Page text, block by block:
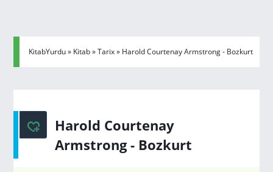
KitabYurdu» Kitab»Tarix» Harold Courtenay Armstrong - Bozkurt
Harold Courtenay
Armstrong - Bozkurt